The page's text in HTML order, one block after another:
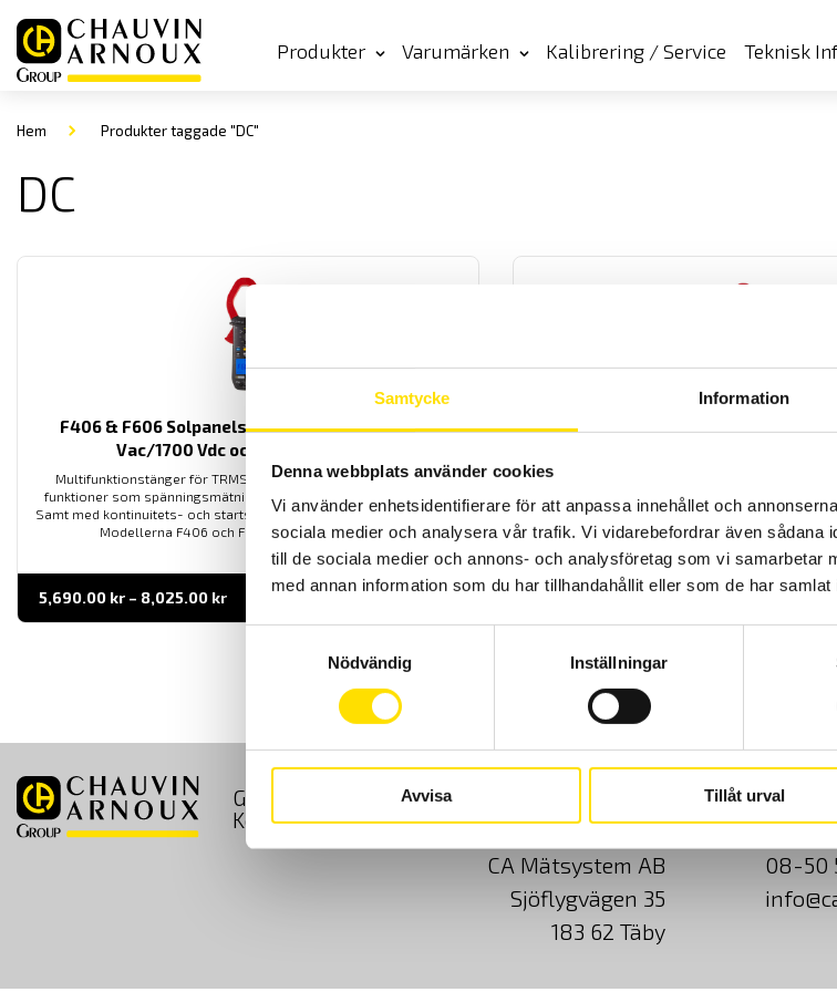
Samtycke Information
Denna webbplats använder cookies
Vi använder enhetsidentifierare för att anpassa innehållet och
sociala medier och analysera vår trafik. Vi vidarebefordrar även sådana
till de sociala medier och annons- och analysföretag som vi samarbetar
med annan information som du har tillhandahållit eller som de har
Nödvändig
Inställningar
Avvisa Tillåt urval
Produkter Varumärken Kalibrering / Service Teknisk
Hem Produkter taggade "DC"
DC
F406 & F606 Solpanelstänger med TRMS 1200
Vac/1700 Vdc och effektmätning
Multifunktionstänger för TRMS lik- och växelström med extra
funktioner som spänningsmätning upp till 1200 Vac och 1700 vdc.
Samt med kontinuitets- och startströmsmätning och effektmätning.
Modellerna F406 och F606 kan även mäta THD.
5,690.00 kr – 8,025.00 krPrisintervall:
till
LÄS MER
F203, F404, F404T & F604
Multifunktionstänger med 1500 A eller 3000 A
TRMS mätområde samt spänningsmätning
1700 Vdc. Med summer / kontinuitet,
startströmsmätning. Modell F404T har
kontrollfunktion om likström finns på
3,630.00kr–7,295.00kr Prisintervall:
till
GDPR Köpvillkor Klagomål
Kontakt
CA Mätsystem AB
Sjöflygvägen 35
183 62 Täby
08-50